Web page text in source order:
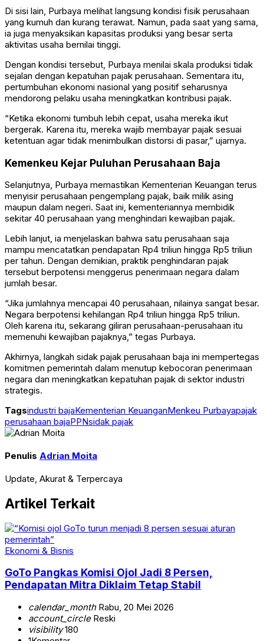
Di sisi lain, Purbaya melihat langsung kondisi fisik perusahaan
yang kumuh dan kurang terawat. Namun, pada saat yang sama,
ia juga menyaksikan kapasitas produksi yang besar serta
aktivitas usaha bernilai tinggi.
Dengan kondisi tersebut, Purbaya menilai skala produksi tidak
sejalan dengan kepatuhan pajak perusahaan. Sementara itu,
pertumbuhan ekonomi nasional yang positif seharusnya
mendorong pelaku usaha meningkatkan kontribusi pajak.
“Ketika ekonomi tumbuh lebih cepat, usaha mereka ikut
bergerak. Karena itu, mereka wajib membayar pajak sesuai
ketentuan agar tidak menimbulkan distorsi di pasar,” ujarnya.
Kemenkeu Kejar Puluhan Perusahaan Baja
Selanjutnya, Purbaya memastikan Kementerian Keuangan terus
menyisir perusahaan pengemplang pajak, baik milik asing
maupun dalam negeri. Saat ini, kementeriannya membidik
sekitar 40 perusahaan yang menghindari kewajiban pajak.
Lebih lanjut, ia menjelaskan bahwa satu perusahaan saja
mampu mencatatkan pendapatan Rp4 triliun hingga Rp5 triliun
per tahun. Dengan demikian, praktik penghindaran pajak
tersebut berpotensi menggerus penerimaan negara dalam
jumlah besar.
“Jika jumlahnya mencapai 40 perusahaan, nilainya sangat besar.
Negara berpotensi kehilangan Rp4 triliun hingga Rp5 triliun.
Oleh karena itu, sekarang giliran perusahaan-perusahaan itu
memenuhi kewajiban pajaknya,” tegas Purbaya.
Akhirnya, langkah sidak pajak perusahaan baja ini mempertegas
komitmen pemerintah dalam menutup kebocoran penerimaan
negara dan meningkatkan kepatuhan pajak di sektor industri
strategis.
Tagsindustri bajaKementerian KeuanganMenkeu Purbayapajak
perusahaan bajaPPNsidak pajak
Penulis Adrian Moita
Update, Akurat & Terpercaya
Artikel Terkait
Ekonomi & Bisnis
GoTo Pangkas Komisi Ojol Jadi 8 Persen,
Pendapatan Mitra Diklaim Tetap Stabil
calendar_monthRabu, 20 Mei 2026
account_circleReski
visibility180